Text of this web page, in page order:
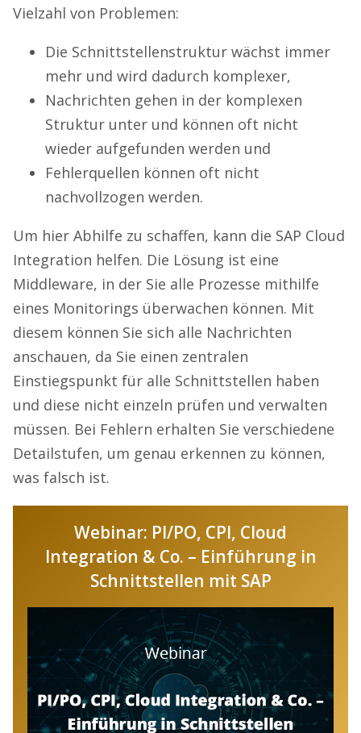
Vielzahl von Problemen:
Die Schnittstellenstruktur wächst immer
mehr und wird dadurch komplexer,
Nachrichten gehen in der komplexen
Struktur unter und können oft nicht
wieder aufgefunden werden und
Fehlerquellen können oft nicht
nachvollzogen werden.
Um hier Abhilfe zu schaffen, kann die SAP Cloud
Integration helfen. Die Lösung ist eine
Middleware, in der Sie alle Prozesse mithilfe
eines Monitorings überwachen können. Mit
diesem können Sie sich alle Nachrichten
anschauen, da Sie einen zentralen
Einstiegspunkt für alle Schnittstellen haben
und diese nicht einzeln prüfen und verwalten
müssen. Bei Fehlern erhalten Sie verschiedene
Detailstufen, um genau erkennen zu können,
was falsch ist.
Webinar: PI/PO, CPI, Cloud
Integration & Co. – Einführung in
Schnittstellen mit SAP